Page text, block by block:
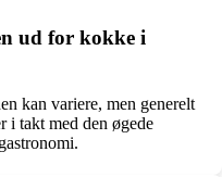
ud for kokke i
kan variere, men generelt
i takt med den øgede